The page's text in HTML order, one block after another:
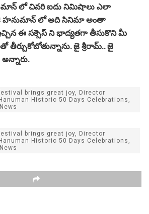
లో చివరి ఐదు నిమిషాలు ఎలా
హనుమాన్ లో అది సినిమా అంతా
ఈ సక్సెస్ ని భాద్యతగా తీసుకొని మీ
జై శ్రీరామ్.. జై
brings great joy, Director
Historic 50 Days Celebrations,
brings great joy, Director
Historic 50 Days Celebrations,